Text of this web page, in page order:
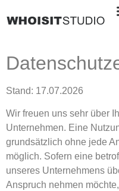
Stand: 17.07.2026
Wir freuen uns sehr über
Unternehmen. Eine
grundsätzlich ohne jede
möglich. Sofern eine
unseres Unternehmens
Anspruch nehmen